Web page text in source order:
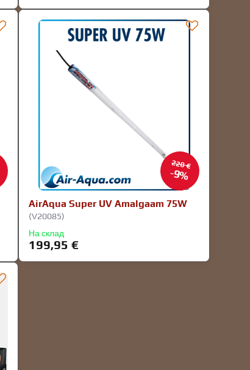
220 €
9%
AirAqua Super UV Amalgaam 75W
(V20085)
На склад
199,95 €